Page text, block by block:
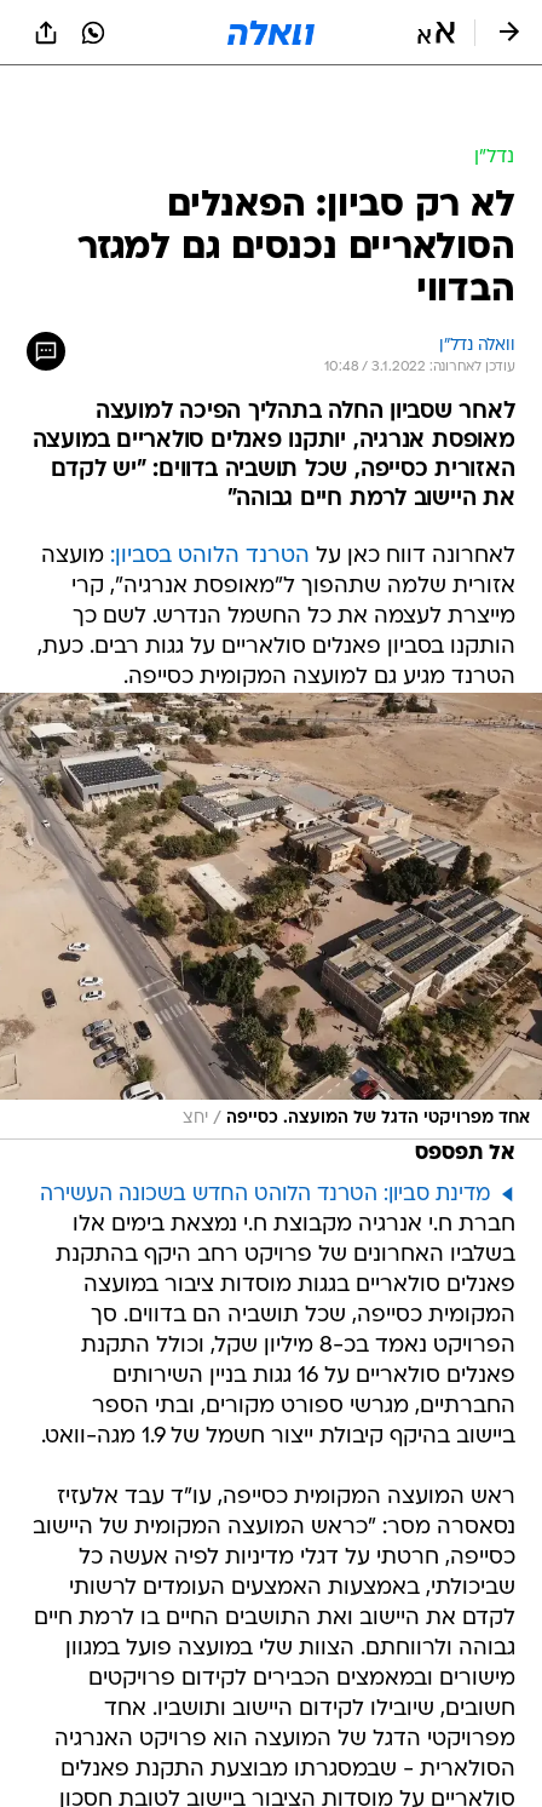
נדל״ן
לא רק סביון: הפאנלים
הסולאריים נכנסים גם למגזר
הבדווי
וואלה נדל"ן
עודכן לאחרונה: 3.1.2022 / 10:48
לאחר שסביון החלה בתהליך הפיכה למועצה
מאופסת אנרגיה, יותקנו פאנלים סולאריים במועצה
האזורית כסייפה, שכל תושביה בדווים: "יש לקדם
את היישוב לרמת חיים גבוהה"
לאחרונה דווח כאן על הטרנד הלוהט בסביון: מועצה
אזורית שלמה שתהפוך ל"מאופסת אנרגיה", קרי
מייצרת לעצמה את כל החשמל הנדרש. לשם כך
הותקנו בסביון פאנלים סולאריים על גגות רבים. כעת,
הטרנד מגיע גם למועצה המקומית כסייפה.
אחד מפרויקטי הדגל של המועצה. כסייפה / יחצ
אל תפספס
מדינת סביון: הטרנד הלוהט החדש בשכונה העשירה
חברת ח.י אנרגיה מקבוצת ח.י נמצאת בימים אלו
בשלביו האחרונים של פרויקט רחב היקף בהתקנת
פאנלים סולאריים בגגות מוסדות ציבור במועצה
המקומית כסייפה, שכל תושביה הם בדווים. סך
הפרויקט נאמד בכ-8 מיליון שקל, וכולל התקנת
פאנלים סולאריים על 16 גגות בניין השירותים
החברתיים, מגרשי ספורט מקורים, ובתי הספר
ביישוב בהיקף קיבולת ייצור חשמל של 1.9 מגה-וואט.
ראש המועצה המקומית כסייפה, עו"ד עבד אלעזיז
נסאסרה מסר: "כראש המועצה המקומית של היישוב
כסייפה, חרטתי על דגלי מדיניות לפיה אעשה כל
שביכולתי, באמצעות האמצעים העומדים לרשותי
לקדם את היישוב ואת התושבים החיים בו לרמת חיים
גבוהה ולרווחתם. הצוות שלי במועצה פועל במגוון
מישורים ובמאמצים הכבירים לקידום פרויקטים
חשובים, שיובילו לקידום היישוב ותושביו. אחד
מפרויקטי הדגל של המועצה הוא פרויקט האנרגיה
הסולארית - שבמסגרתו מבוצעת התקנת פאנלים
סולאריים על מוסדות הציבור ביישוב לטובת חסכון